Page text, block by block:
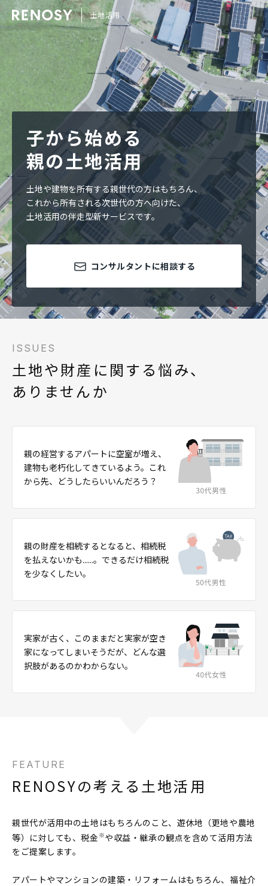
土地活用
子から始める
親の土地活用
土地や建物を所有する親世代の方はもちろん、
これから所有される次世代の方へ向けた、
土地活用の伴走型新サービスです。
コンサルタントに相談する
ISSUES
土地や財産に関する悩み、
ありませんか
親の経営するアパートに空室が増え、
建物も老朽化してきているよう。これ
から先、どうしたらいいんだろう？
親の財産を相続するとなると、相続税
を払えないかも......。できるだけ相続税
を少なくしたい。
実家が古く、このままだと実家が空き
家になってしまいそうだが、どんな選
択肢があるのかわからない。
FEATURE
RENOSYの考える土地活用
親世代が活用中の土地はもちろんのこと、遊休地（更地や農地
等）に対しても、税金 ※や収益・継承の観点を含めて活用方法
をご提案します。
アパートやマンションの建築・リフォームはもちろん、福祉介